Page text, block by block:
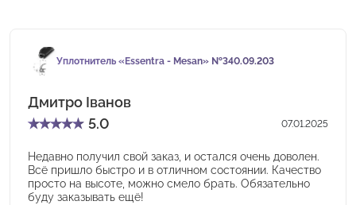
Уплотнитель «Essentra - Mesan» №340.09.203
Дмитро Іванов
★★★★★ 5.0 07.01.2025
Недавно получил свой заказ, и остался очень доволен.
Всё пришло быстро и в отличном состоянии. Качество
просто на высоте, можно смело брать. Обязательно
буду заказывать ещё!